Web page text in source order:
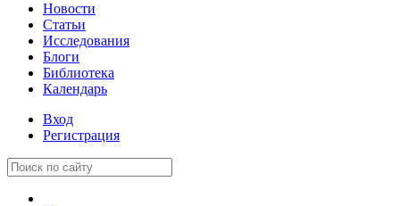
Новости
Статьи
Исследования
Блоги
Библиотека
Календарь
Вход
Регистрация